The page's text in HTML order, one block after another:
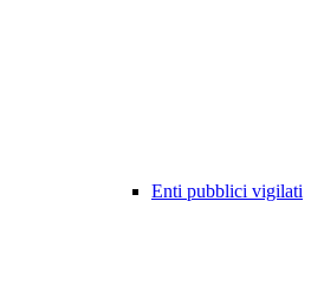
Enti pubblici vigilati